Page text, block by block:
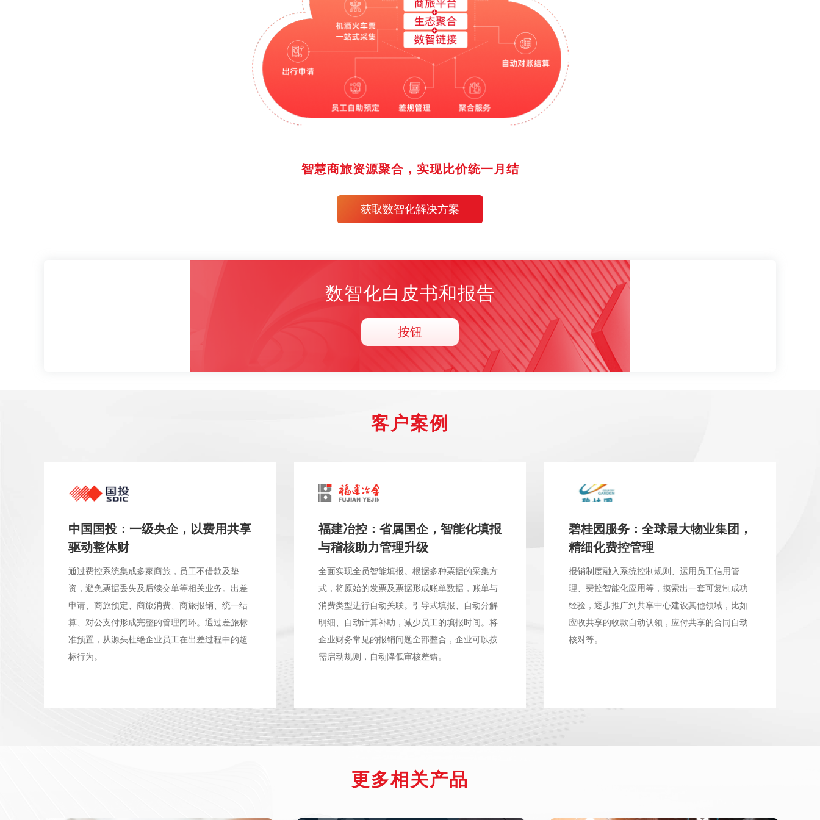
智慧商旅资源聚合，实现比价统一月结
获取数智化解决方案
数智化白皮书和报告
按钮
客户案例
中国国投：一级央企，以费用共享
驱动整体财
通过费控系统集成多家商旅，员工不借款及垫
资，避免票据丢失及后续交单等相关业务。出差
申请、商旅预定、商旅消费、商旅报销、统一结
算、对公支付形成完整的管理闭环。通过差旅标
准预置，从源头杜绝企业员工在出差过程中的超
标行为。
福建冶控：省属国企，智能化填报
与稽核助力管理升级
全面实现全员智能填报。根据多种票据的采集方
式，将原始的发票及票据形成账单数据，账单与
消费类型进行自动关联。引导式填报、自动分解
明细、自动计算补助，减少员工的填报时间。将
企业财务常见的报销问题全部整合，企业可以按
需启动规则，自动降低审核差错。
碧桂园服务：全球最大物业集团，
精细化费控管理
报销制度融入系统控制规则、运用员工信用管
理、费控智能化应用等，摸索出一套可复制成功
经验，逐步推广到共享中心建设其他领域，比如
应收共享的收款自动认领，应付共享的合同自动
核对等。
更多相关产品